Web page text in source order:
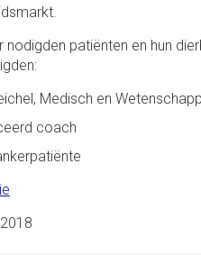
nodigden patiënten en hun
Medisch en
coach